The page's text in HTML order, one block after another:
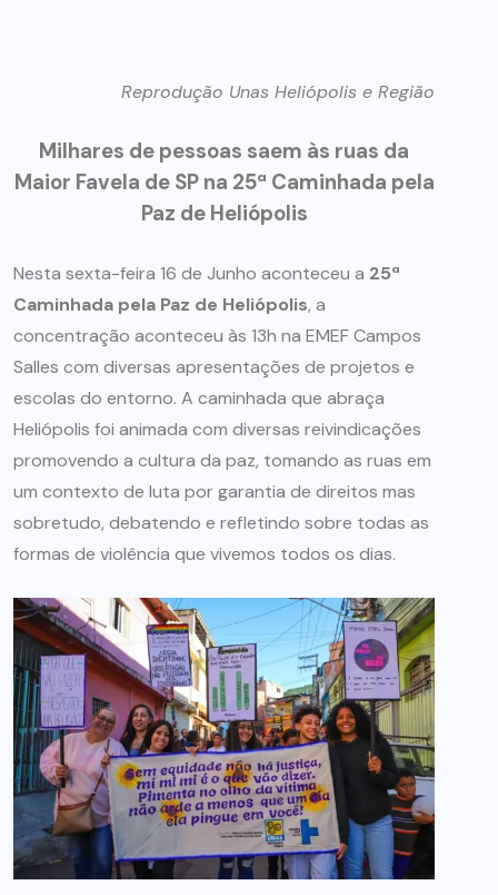
Reprodução Unas Heliópolis e Região
Milhares de pessoas saem às ruas da
Maior Favela de SP na 25ª Caminhada pela
Paz de Heliópolis
Nesta sexta-feira 16 de Junho aconteceu a 25ª
Caminhada pela Paz de Heliópolis, a
concentração aconteceu às 13h na EMEF Campos
Salles com diversas apresentações de projetos e
escolas do entorno. A caminhada que abraça
Heliópolis foi animada com diversas reivindicações
promovendo a cultura da paz, tomando as ruas em
um contexto de luta por garantia de direitos mas
sobretudo, debatendo e refletindo sobre todas as
formas de violência que vivemos todos os dias.